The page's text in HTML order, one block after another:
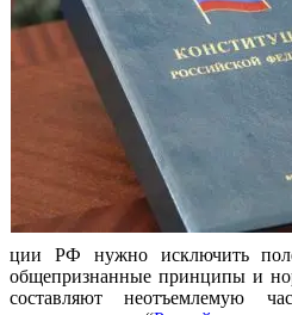
ции РФ нужно исключить
общепризнанные принципы и
составляют неотъемлемую